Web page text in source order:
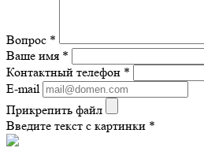
Вопрос *
Ваше имя *
Контактный телефон *
E-mail
Прикрепить файл
Введите текст с картинки *